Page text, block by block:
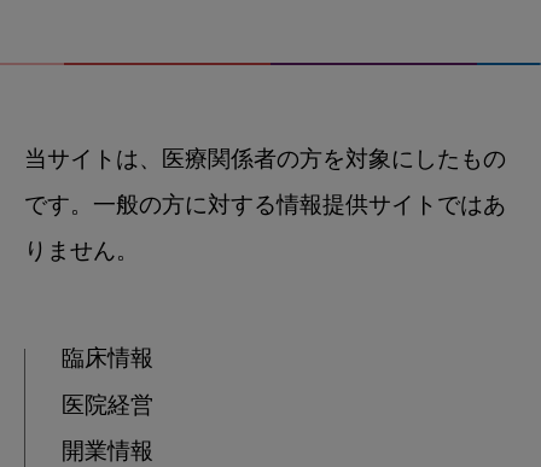
当サイトは、医療関係者の方を対象にしたもの
です。一般の方に対する情報提供サイトではあ
りません。
臨床情報
医院経営
開業情報